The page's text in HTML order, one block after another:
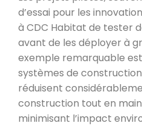
d’essai pour les
à CDC Habitat de tester
avant de les déployer à
exemple remarquable
systèmes de
réduisent
construction tout en
minimisant l’impact